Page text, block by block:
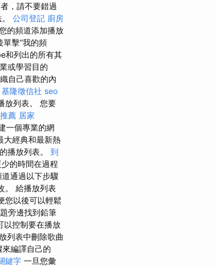
，請不要錯過
公司登記 廚房
的頻道添加播放
擊“我的頻
和列出的所有其
或學習目的
自己喜歡的內
基隆徵信社 seo
放列表。 您要
薦 居家
一個專業的網
大經典和最新熱
播放列表。 到
的時間在過程
通過以下步驟
。 給播放列表
您以後可以輕鬆
旁邊找到鉛筆
以控制要在播放
列表中刪除歌曲
編譯自己的
鍵字 一旦您彙